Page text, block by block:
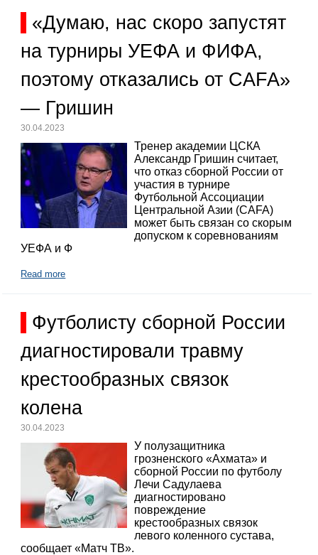
«Думаю, нас скоро запустят
на турниры УЕФА и ФИФА,
поэтому отказались от CAFA»
— Гришин
30.04.2023
Тренер академии ЦСКА
Александр Гришин считает,
что отказ сборной России от
участия в турнире
Футбольной Ассоциации
Центральной Азии (CAFA)
может быть связан со скорым
допуском к соревнованиям
УЕФА и Ф
Read more
Футболисту сборной России
диагностировали травму
крестообразных связок
колена
30.04.2023
У полузащитника
грозненского «Ахмата» и
сборной России по футболу
Лечи Садулаева
диагностировано
повреждение
крестообразных связок
левого коленного сустава,
сообщает «Матч ТВ».